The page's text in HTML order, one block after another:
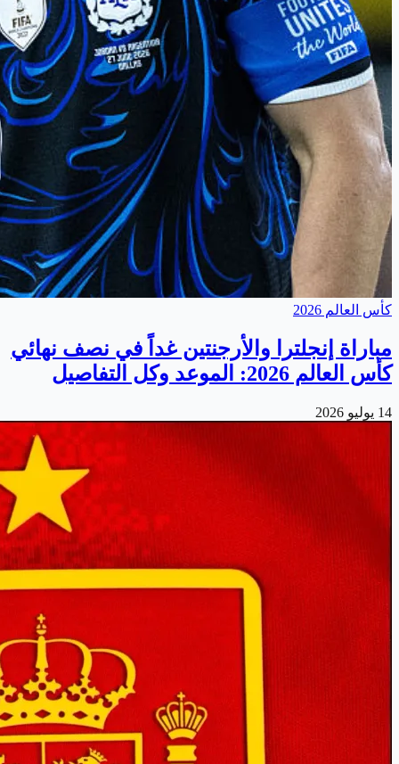
كأس العالم 2026
مباراة إنجلترا والأرجنتين غداً في نصف نهائي
كأس العالم 2026: الموعد وكل التفاصيل
14 يوليو 2026